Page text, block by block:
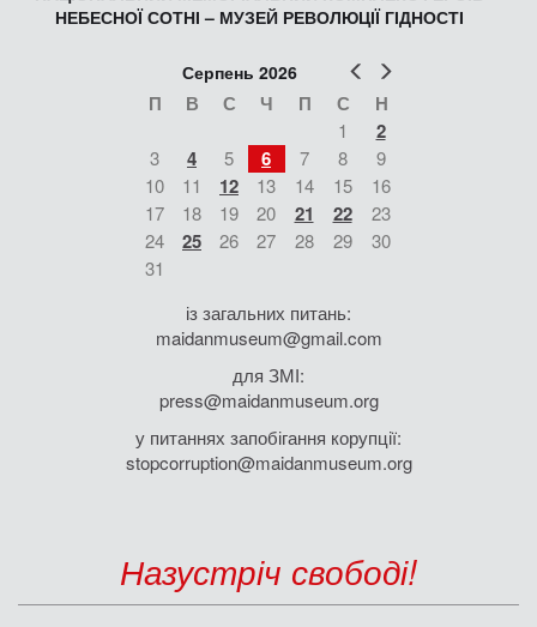
НЕБЕСНОЇ СОТНІ – МУЗЕЙ РЕВОЛЮЦІЇ ГІДНОСТІ
Попер
Серпень 2026
П В С Ч П С Н
1 2
3 4 5 6 7 8
9
10
11 12 13 14 15
16
17
18 19 20 21 22
23
24
25 26 27 28 29
30
31
із загальних питань:
maidanmuseum@gmail.com
для ЗМІ:
press@maidanmuseum.org
у питаннях запобігання корупції:
stopcorruption@maidanmuseum.org
Назустріч свободі!